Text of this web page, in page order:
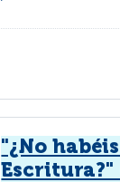
"¿No
Escritura?"